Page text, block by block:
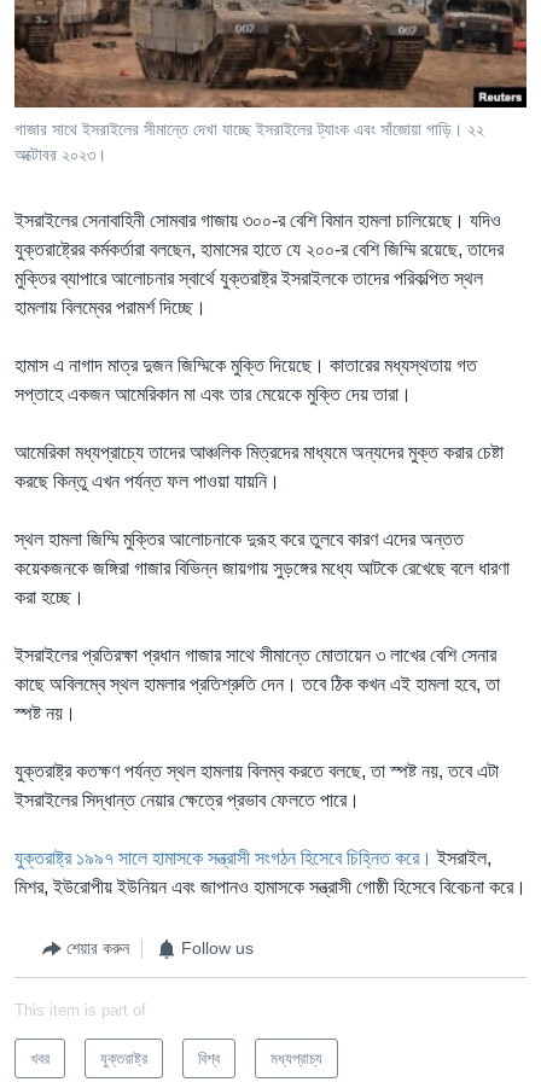
Learning English
FOLLOW US
অন্য ভাষায় ওয়েব সাইট
গাজার সাথে ইসরাইলের সীমান্তে দেখা যাচ্ছে ইসরাইলের ট্যাংক এবং সাঁজোয়া গাড়ি। ২২
অক্টোবর ২০২৩।
ইসরাইলের সেনাবাহিনী সোমবার গাজায় ৩০০-র বেশি বিমান হামলা চালিয়েছে। যদিও
যুক্তরাষ্ট্রের কর্মকর্তারা বলছেন, হামাসের হাতে যে ২০০-র বেশি জিম্মি রয়েছে, তাদের
মুক্তির ব্যাপারে আলোচনার স্বার্থে যুক্তরাষ্ট্র ইসরাইলকে তাদের পরিকল্পিত স্থল
হামলায় বিলম্বের পরামর্শ দিচ্ছে।
হামাস এ নাগাদ মাত্র দুজন জিম্মিকে মুক্তি দিয়েছে। কাতারের মধ্যস্থতায় গত
সপ্তাহে একজন আমেরিকান মা এবং তার মেয়েকে মুক্তি দেয় তারা।
আমেরিকা মধ্যপ্রাচ্যে তাদের আঞ্চলিক মিত্রদের মাধ্যমে অন্যদের মুক্ত করার চেষ্টা
করছে কিন্তু এখন পর্যন্ত ফল পাওয়া যায়নি।
স্থল হামলা জিম্মি মুক্তির আলোচনাকে দুরূহ করে তুলবে কারণ এদের অন্তত
কয়েকজনকে জঙ্গিরা গাজার বিভিন্ন জায়গায় সুড়ঙ্গের মধ্যে আটকে রেখেছে বলে ধারণা
করা হচ্ছে।
ইসরাইলের প্রতিরক্ষা প্রধান গাজার সাথে সীমান্তে মোতায়েন ৩ লাখের বেশি সেনার
কাছে অবিলম্বে স্থল হামলার প্রতিশ্রুতি দেন। তবে ঠিক কখন এই হামলা হবে, তা
স্পষ্ট নয়।
যুক্তরাষ্ট্র কতক্ষণ পর্যন্ত স্থল হামলায় বিলম্ব করতে বলছে, তা স্পষ্ট নয়, তবে এটা
ইসরাইলের সিদ্ধান্ত নেয়ার ক্ষেত্রে প্রভাব ফেলতে পারে।
যুক্তরাষ্ট্র ১৯৯৭ সালে হামাসকে সন্ত্রাসী সংগঠন হিসেবে চিহ্নিত করে। ইসরাইল,
মিশর, ইউরোপীয় ইউনিয়ন এবং জাপানও হামাসকে সন্ত্রাসী গোষ্ঠী হিসেবে বিবেচনা করে।
শেয়ার করুন Follow us
This item is part of
খবর যুক্তরাষ্ট্র বিশ্ব মধ্যপ্রাচ্য